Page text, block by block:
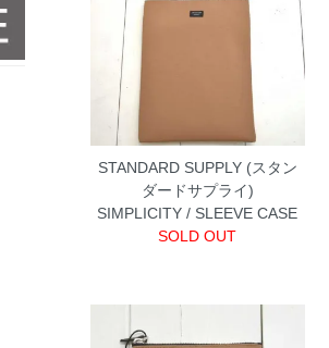
STANDARD SUPPLY (スタン
ダードサプライ)
SIMPLICITY / SLEEVE CASE
SOLD OUT